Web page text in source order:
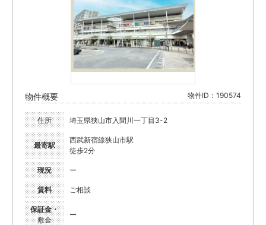
物件概要 物件ID：190574
住所 埼玉県狭山市入間川一丁目3-2
最寄駅
西武新宿線狭山市駅
徒歩2分
現況 ー
賃料 ご相談
保証金・
敷金
ー